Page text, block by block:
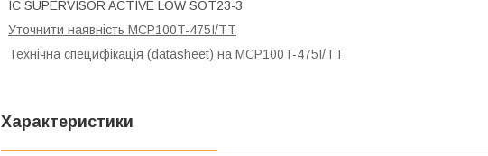
IC SUPERVISOR ACTIVE LOW SOT23-3
Уточнити наявність MCP100T-475I/TT
Технічна специфікація (datasheet) на MCP100T-475I/TT
Характеристики